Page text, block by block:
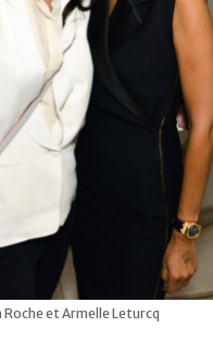
Roche et Armelle Leturcq